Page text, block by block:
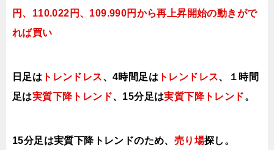
円、110.022円、109.990円から再上昇開始の動きがで
れば買い
日足は トレンドレス、4時間足は トレンドレス、１時間
足は実質下降トレンド、15分足は実質下降ト レンド。
15分足は実質下降トレンドのため、 売り場探し。